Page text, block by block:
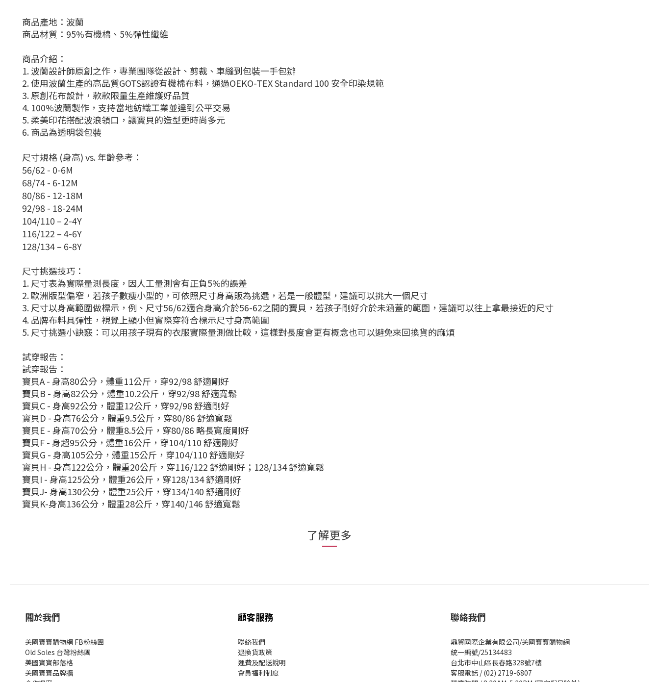
商品產地：波蘭
商品材質：95%有機棉、5%彈性纖維
商品介紹：
1. 波蘭設計師原創之作，專業團隊從設計、剪裁、車縫到包裝一手包辦
2. 使用波蘭生產的高品質GOTS認證有機棉布料，通過OEKO-TEX Standard 100 安全印染規範
3. 原創花布設計，款款限量生產維護好品質
4. 100%波蘭製作，支持當地紡織工業並達到公平交易
5.柔美印花搭配波浪領口，讓寶貝的造型更時尚多元
6. 商品為透明袋包裝
尺寸規格 (身高) vs.年齡參考：
56/62 - 0-6M
68/74 - 6-12M
80/86 - 12-18M
92/98 - 18-24M
104/110 – 2-4Y
116/122 – 4-6Y
128/134 – 6-8Y
尺寸挑選技巧：
1. 尺寸表為實際量測長度，因人工量測會有正負5%的誤差
2. 歐洲版型偏窄，若孩子數瘦小型的，可依照尺寸身高販為挑選，若是一般體型，建議可以挑大一個尺寸
3. 尺寸以身高範圍做標示，例、尺寸56/62適合身高介於56-62之間的寶貝，若孩子剛好介於未涵蓋的範圍，建議可以往上拿最接近的尺寸
4. 品牌布料具彈性，視覺上顯小但實際穿符合標示尺寸身高範圍
5. 尺寸挑選小訣竅：可以用孩子現有的衣服實際量測做比較，這樣對長度會更有概念也可以避免來回換貨的麻煩
試穿報告：
試穿報告：
寶貝A - 身高80公分，體重11公斤，穿92/98 舒適剛好
寶貝B - 身高82公分，體重10.2公斤，穿92/98舒適寬鬆
寶貝C - 身高92公分，體重12公斤，穿92/98 舒適剛好
寶貝D - 身高76公分，體重9.5公斤，穿80/86舒適寬鬆
寶貝E - 身高70公分，體重8.5公斤，穿80/86 略長寬度剛好
寶貝F - 身超95公分，體重16公斤，穿104/110 舒適剛好
寶貝G - 身高105公分，體重15公斤，穿104/110 舒適剛好
寶貝H - 身高122公分，體重20公斤，穿116/122 舒適剛好；128/134 舒適寬鬆
寶貝I - 身高125公分，體重26公斤，穿128/134 舒適剛好
寶貝J- 身高130公分，體重25公斤，穿134/140 舒適剛好
寶貝K-身高136公分，體重28公斤，穿140/146 舒適寬鬆
了解更多
關於我們
美國寶寶購物網 FB粉絲團
Old Soles 台灣粉絲團
美國寶寶部落格
美國寶寶品牌牆
顧客服務
聯絡我們
退換貨政策
運費及配送說明
會員福利制度
聯絡我們
鼎貿國際企業有限公司/美國寶寶購物網
統一編號/25134483
台北市中山區長春路328號7樓
客服電話 / (02) 2719-6807